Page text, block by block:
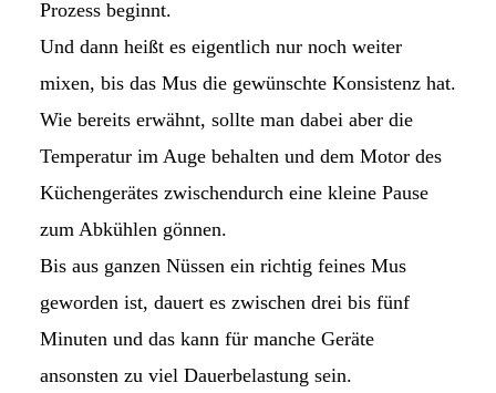
Prozess beginnt.
Und dann heißt es eigentlich nur noch weiter
mixen, bis das Mus die gewünschte Konsistenz hat.
Wie bereits erwähnt, sollte man dabei aber die
Temperatur im Auge behalten und dem Motor des
Küchengerätes zwischendurch eine kleine Pause
zum Abkühlen gönnen.
Bis aus ganzen Nüssen ein richtig feines Mus
geworden ist, dauert es zwischen drei bis fünf
Minuten und das kann für manche Geräte
ansonsten zu viel Dauerbelastung sein.